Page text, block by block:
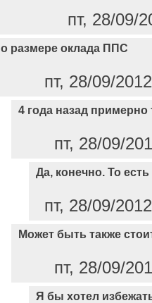
пт, 28/09/
о размере оклада ППС
пт, 28/09/
4 года назад примерно
пт, 28/09/
Да, конечно. То есть
пт, 28/09/
Может быть также
пт, 28/09/
Я бы хотел